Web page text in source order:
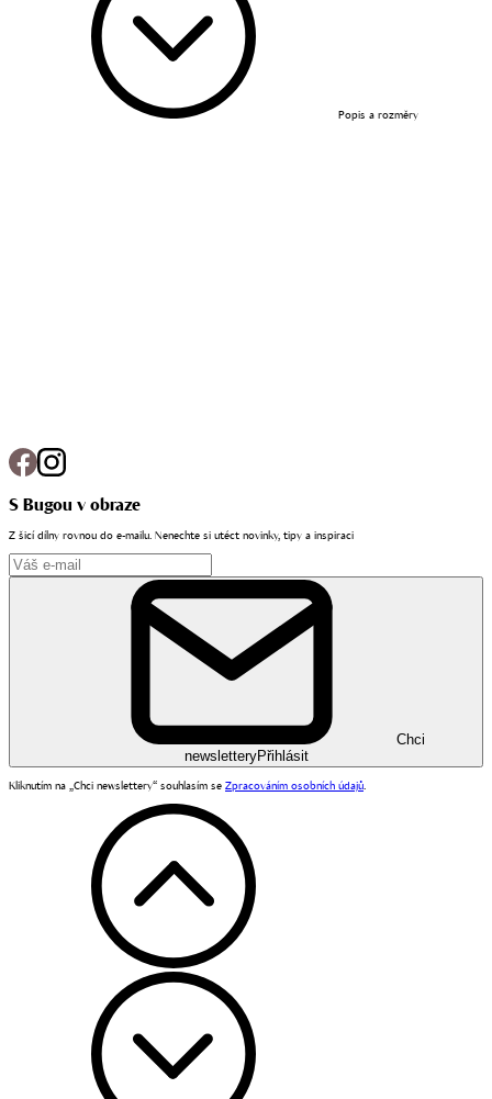
Popis a rozměry
S Bugou v obraze
Z šicí dílny rovnou do e-mailu. Nenechte si utéct novinky, tipy a inspiraci
Chci
newsletteryPřihlásit
Kliknutím na „Chci newslettery“ souhlasím se Zpracováním osobních údajů.